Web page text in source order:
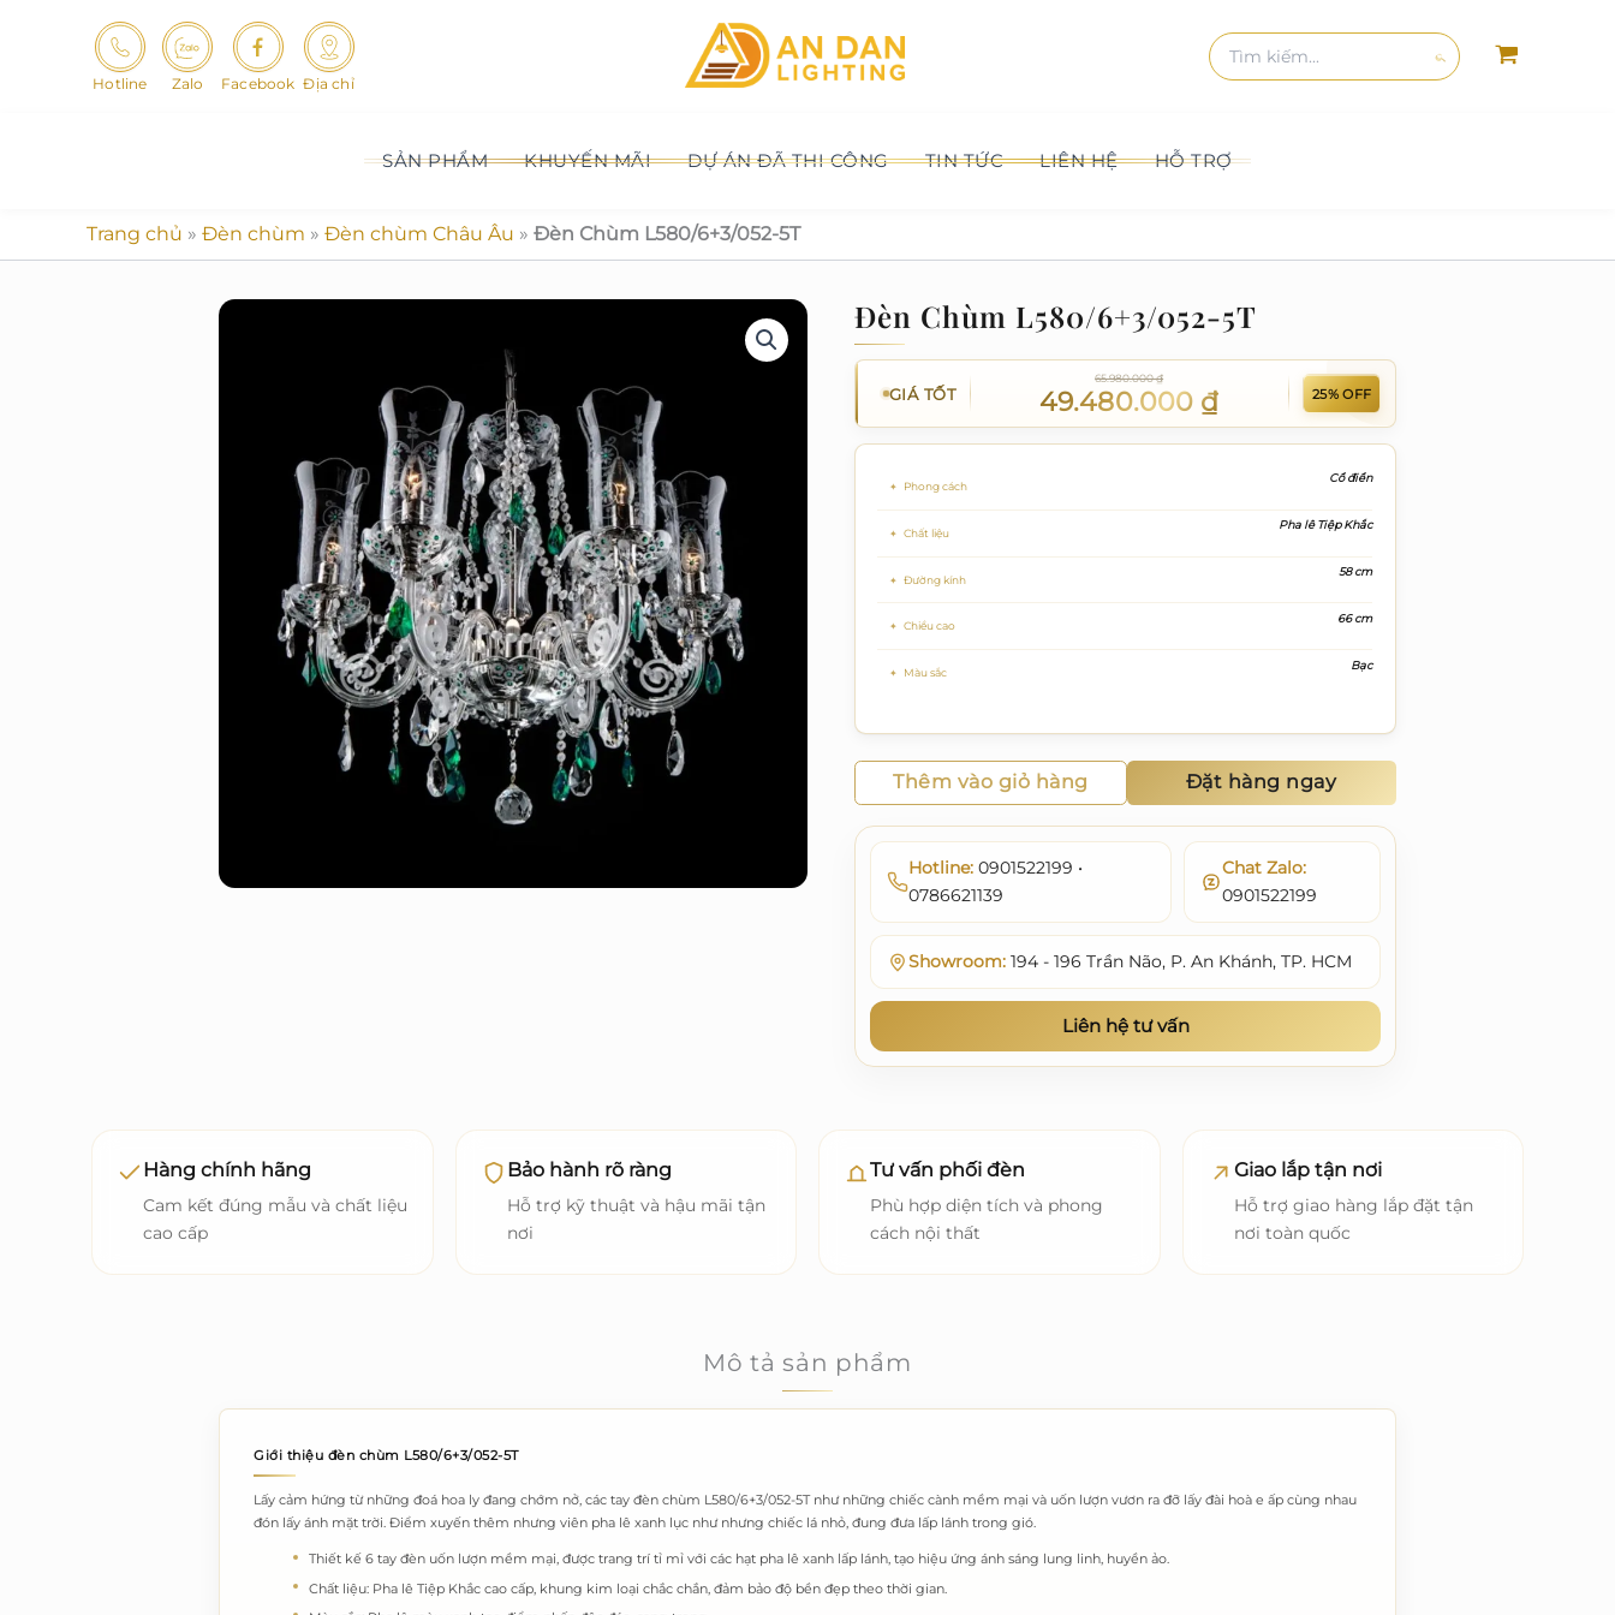
Hotline Zalo Facebook Địa chỉ
Tìm
kiếm:
SẢN PHẨM KHUYẾN MÃI DỰ ÁN ĐÃ THI CÔNG TIN TỨC LIÊN HỆ HỖ TRỢ
Trang chủ » Đèn chùm » Đèn chùm Châu Âu » Đèn Chùm L580/6+3/052-5T
Đèn Chùm L580/6+3/052-5T
GIÁ TỐT
65.980.000₫
49.480.000 ₫ 25% OFF
Phong cách
Cổ điển
Chất liệu
Pha lê Tiệp Khắc
Đường kính
58 cm
Chiều cao
66 cm
Màu sắc
Bạc
Thêm vào giỏ hàng Đặt hàng ngay
Hotline: 0901522199 •
0786621139
Chat Zalo:
0901522199
Showroom: 194 - 196 Trần Não, P. An Khánh, TP. HCM
Liên hệ tư vấn
Hàng chính hãng
Cam kết đúng mẫu và chất liệu
cao cấp
Bảo hành rõ ràng
Hỗ trợ kỹ thuật và hậu mãi tận
nơi
Tư vấn phối đèn
Phù hợp diện tích và phong
cách nội thất
Giao lắp tận nơi
Hỗ trợ giao hàng lắp đặt tận
nơi toàn quốc
Mô tả sản phẩm
Giới thiệu đèn chùm L580/6+3/052-5T
Lấy cảm hứng từ những đoá hoa ly đang chớm nở, các tay đèn chùm L580/6+3/052-5T như những chiếc cành mềm mại và uốn lượn vươn ra đỡ lấy đài hoà e ấp cùng nhau
đón lấy ánh mặt trời. Điểm xuyến thêm nhưng viên pha lê xanh lục như nhưng chiếc lá nhỏ, đung đưa lấp lánh trong gió.
Thiết kế 6 tay đèn uốn lượn mềm mại, được trang trí tỉ mỉ với các hạt pha lê xanh lấp lánh, tạo hiệu ứng ánh sáng lung linh, huyền ảo.
Chất liệu: Pha lê Tiệp Khắc cao cấp, khung kim loại chắc chắn, đảm bảo độ bền đẹp theo thời gian.